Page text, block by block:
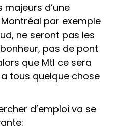
majeurs d’une
par exemple
ne seront pas les
pas de pont
que Mtl ce sera
tous quelque chose
d’emploi va se